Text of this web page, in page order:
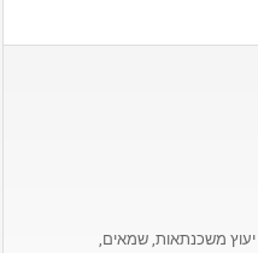
משכנתאות, שמאים,